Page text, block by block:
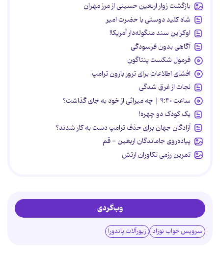
بازگشت زوار اربعین حسینی از مرز مهران
شاه کلید دوستی با حضرت امیر
اوکراین سند منگوله‌دار آمریکا!
آگاهی بدون فرسودگی
فرمول شکست پنتاگون
افشای اطلاعات برای ترور بارون ترامپ
نجات از غرق شدگی
ساعت ۹:۴۰ | چه میراثی از خود به جای گذاشت؟
یک کودک دو چهره!
آزادگان جهان برای حذف ترامپ دست به کار شدند؟
پیاده‌روی جاماندگان اربعین - قم
تمرین رزمی تکاوران ارتش
وب‌گردی
سرویس خواب نوزاد زیورآلات پاندورا